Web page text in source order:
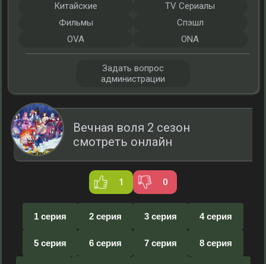
Вечная воля 2 сезон
смотреть онлайн
1 0
1 серия 2 серия 3 серия 4 серия
5 серия 6 серия 7 серия 8 серия
Китайские
TV Сериалы
Фильмы
Спэшл
OVA
ONA
Задать вопрос
администрации